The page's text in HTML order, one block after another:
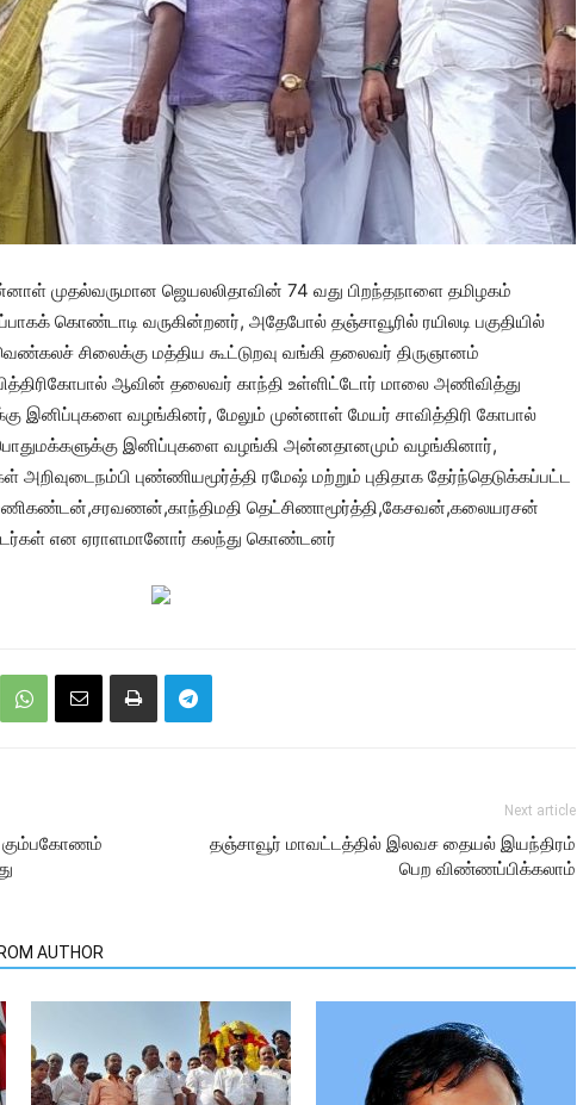
முதல்வருமான ஜெயலலிதாவின் 74 வது பிறந்தநாளை தமிழகம்
கொண்டாடி வருகின்றனர், அதேபோல் தஞ்சாவூரில் ரயிலடி பகுதியில்
சிலைக்கு மத்திய கூட்டுறவு வங்கி தலைவர் திருஞானம்
ஆவின் தலைவர் காந்தி உள்ளிட்டோர் மாலை அணிவித்து
இனிப்புகளை வழங்கினர், மேலும் முன்னாள் மேயர் சாவித்திரி கோபால்
இனிப்புகளை வழங்கி அன்னதானமும் வழங்கினார்,
அறிவுடைநம்பி புண்ணியமூர்த்தி ரமேஷ் மற்றும் புதிதாக தேர்ந்தெடுக்கப்பட்ட
தெட்சிணாமூர்த்தி,கேசவன்,கலையரசன்
என ஏராளமானோர் கலந்து கொண்டனர்
கும்பகோணம்
Next article
தஞ்சாவூர் மாவட்டத்தில் இலவச தையல் இயந்திரம்
பெற விண்ணப்பிக்கலாம்
AUTHOR